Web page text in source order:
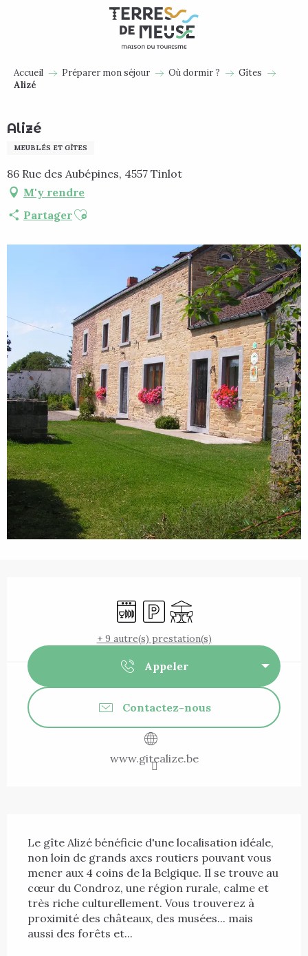
Accueil Préparer mon séjour Où dormir ?
Gîtes
Alizé
Alizé
MEUBLÉS ET GÎTES
86 Rue des Aubépines, 4557 Tinlot
M'y rendre
PartagerAjouter aux favoris
Lave vaisselle
ParkingTerrasse
+ 9 autre(s) prestation(s)
Appeler
Contactez-nous
www.gitealize.be
Le gîte Alizé bénéficie d'une localisation idéale,
non loin de grands axes routiers pouvant vous
mener aux 4 coins de la Belgique. Il se trouve au
cœur du Condroz, une région rurale, calme et
très riche culturellement. Vous trouverez à
proximité des châteaux, des musées... mais
aussi des forêts et...